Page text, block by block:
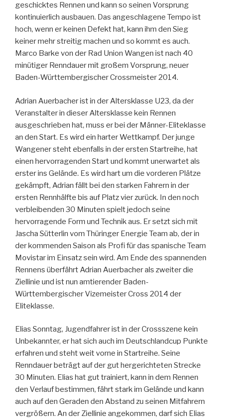
geschicktes Rennen und kann so seinen Vorsprung
kontinuierlich ausbauen. Das angeschlagene Tempo ist
hoch, wenn er keinen Defekt hat, kann ihm den Sieg
keiner mehr streitig machen und so kommt es auch.
Marco Barke von der Rad Union Wangen ist nach 40
minütiger Renndauer mit großem Vorsprung, neuer
Baden-Württembergischer Crossmeister 2014.
Adrian Auerbacher ist in der Altersklasse U23, da der
Veranstalter in dieser Altersklasse kein Rennen
ausgeschrieben hat, muss er bei der Männer-Eliteklasse
an den Start. Es wird ein harter Wettkampf. Der junge
Wangener steht ebenfalls in der ersten Startreihe, hat
einen hervorragenden Start und kommt unerwartet als
erster ins Gelände. Es wird hart um die vorderen Plätze
gekämpft, Adrian fällt bei den starken Fahrern in der
ersten Rennhälfte bis auf Platz vier zurück. In den noch
verbleibenden 30 Minuten spielt jedoch seine
hervorragende Form und Technik aus. Er setzt sich mit
Jascha Sütterlin vom Thüringer Energie Team ab, der in
der kommenden Saison als Profi für das spanische Team
Movistar im Einsatz sein wird. Am Ende des spannenden
Rennens überfährt Adrian Auerbacher als zweiter die
Ziellinie und ist nun amtierender Baden-
Württembergischer Vizemeister Cross 2014 der
Eliteklasse.
Elias Sonntag, Jugendfahrer ist in der Crossszene kein
Unbekannter, er hat sich auch im Deutschlandcup Punkte
erfahren und steht weit vorne in Startreihe. Seine
Renndauer beträgt auf der gut hergerichteten Strecke
30 Minuten. Elias hat gut trainiert, kann in dem Rennen
den Verlauf bestimmen, fährt stark im Gelände und kann
auch auf den Geraden den Abstand zu seinen Mitfahrern
vergrößern. An der Ziellinie angekommen, darf sich Elias